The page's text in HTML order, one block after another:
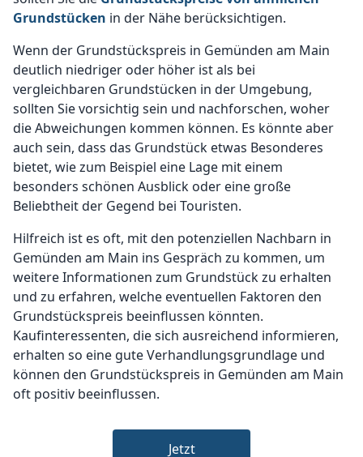
Grundstücken in der Nähe berücksichtigen.
Wenn der Grundstückspreis in Gemünden am Main
deutlich niedriger oder höher ist als bei
vergleichbaren Grundstücken in der Umgebung,
sollten Sie vorsichtig sein und nachforschen, woher
die Abweichungen kommen können. Es könnte aber
auch sein, dass das Grundstück etwas Besonderes
bietet, wie zum Beispiel eine Lage mit einem
besonders schönen Ausblick oder eine große
Beliebtheit der Gegend bei Touristen.
Hilfreich ist es oft, mit den potenziellen Nachbarn in
Gemünden am Main ins Gespräch zu kommen, um
weitere Informationen zum Grundstück zu erhalten
und zu erfahren, welche eventuellen Faktoren den
Grundstückspreis beeinflussen könnten.
Kaufinteressenten, die sich ausreichend informieren,
erhalten so eine gute Verhandlungsgrundlage und
können den Grundstückspreis in Gemünden am Main
oft positiv beeinflussen.
Jetzt